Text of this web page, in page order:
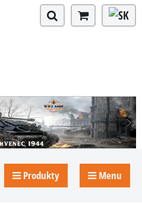
Produkty Menu